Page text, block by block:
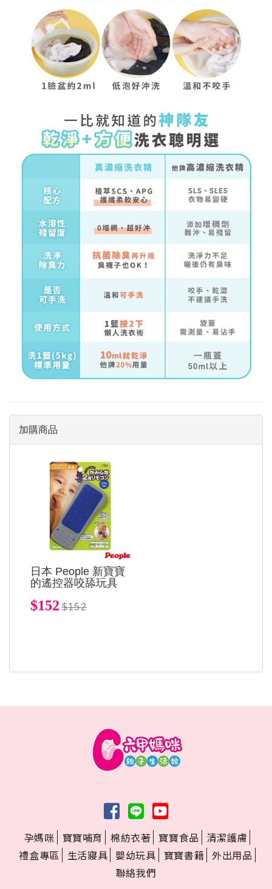
加購商品
日本 People 新寶寶
的遙控器咬舔玩具
$152 $152
孕媽咪 寶寶哺育 棉紡衣著 寶寶食品
清潔護膚
禮盒專區
生活寢具 嬰幼玩具 寶寶書籍 外出用品
聯絡我們